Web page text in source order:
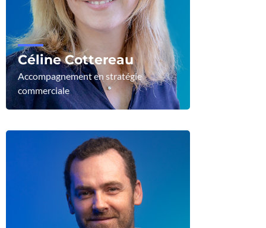
Céline Cottereau
Accompagnement en stratégie
commerciale